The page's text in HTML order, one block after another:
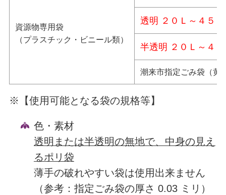
資源物専用袋
（プラスチック・ビニール類）
透明 ２０Ｌ～４５Ｌ
半透明 ２０Ｌ～４
潮来市指定ごみ袋（黄
※【使用可能となる袋の規格等】
色・素材
透明または半透明の無地で、中身の見え
るポリ袋
薄手の破れやすい袋は使用出来ません
（参考：指定ごみ袋の厚さ 0.03 ミリ）